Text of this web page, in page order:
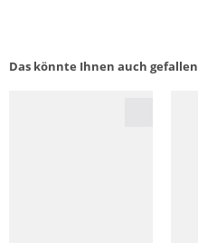
Das könnte Ihnen auch gefallen